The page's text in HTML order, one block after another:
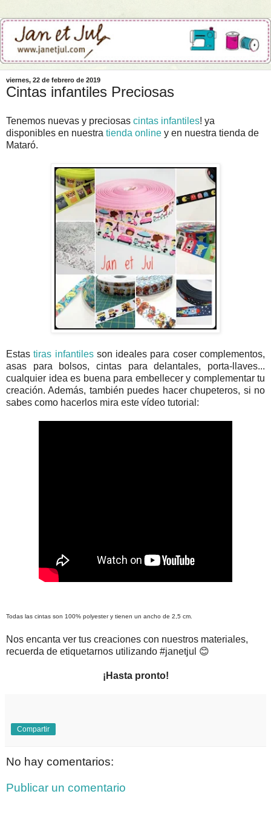
viernes, 22 de febrero de 2019
Cintas infantiles Preciosas
Tenemos nuevas y preciosas cintas infantiles! ya
disponibles en nuestra tienda online y en nuestra tienda de
Mataró.
Estastiras infantilesson ideales para coser complementos,
asas para bolsos, cintas para delantales, porta-llaves...
cualquier idea es buena para embellecer y complementar tu
creación. Además, también puedes hacer chupeteros, si no
sabes como hacerlos mira este vídeo tutorial:
Todas las cintas son 100% polyester y tienen un ancho de 2,5 cm.
Nos encanta ver tus creaciones con nuestros materiales,
recuerda de etiquetarnos utilizando #janetjul 😊
¡Hasta pronto!
Compartir
No hay comentarios:
Publicar un comentario